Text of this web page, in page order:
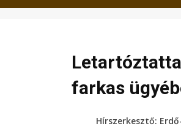
farkas
Hírszerkesztő: